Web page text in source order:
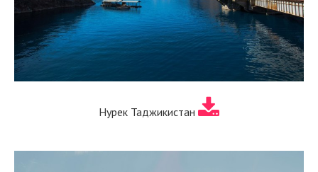
Нурек Таджикистан